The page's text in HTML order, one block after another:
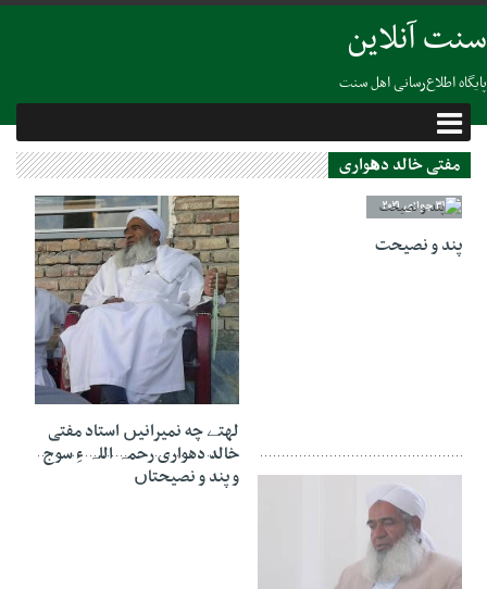
سنت آنلاین
پایگاه اطلاع‌رسانی اهل سنت
مفتی خالد دھواری
31 جولای 2021
پند و نصیحت
11 فوریه 2021
لهتے چه نمیرانیں استاد مفتی
خالد دهواری رحمہ اللہ ءِ سوج
و پند و نصیحتاں